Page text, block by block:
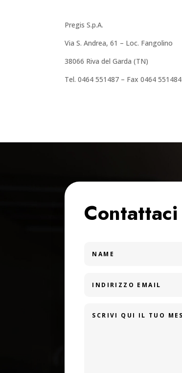
Pregis S.p.A.
Via S. Andrea, 61 – Loc. Fangolino
38066 Riva del Garda (TN)
Tel. 0464 551487 – Fax 0464 551484
Contattaci